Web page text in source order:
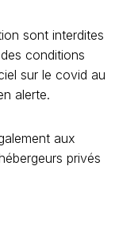
sont interdites
conditions
sur le covid au
alerte.
aux
privés